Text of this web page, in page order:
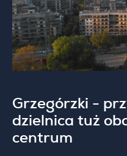
Grzegórzki -
dzielnica tuż
centrum